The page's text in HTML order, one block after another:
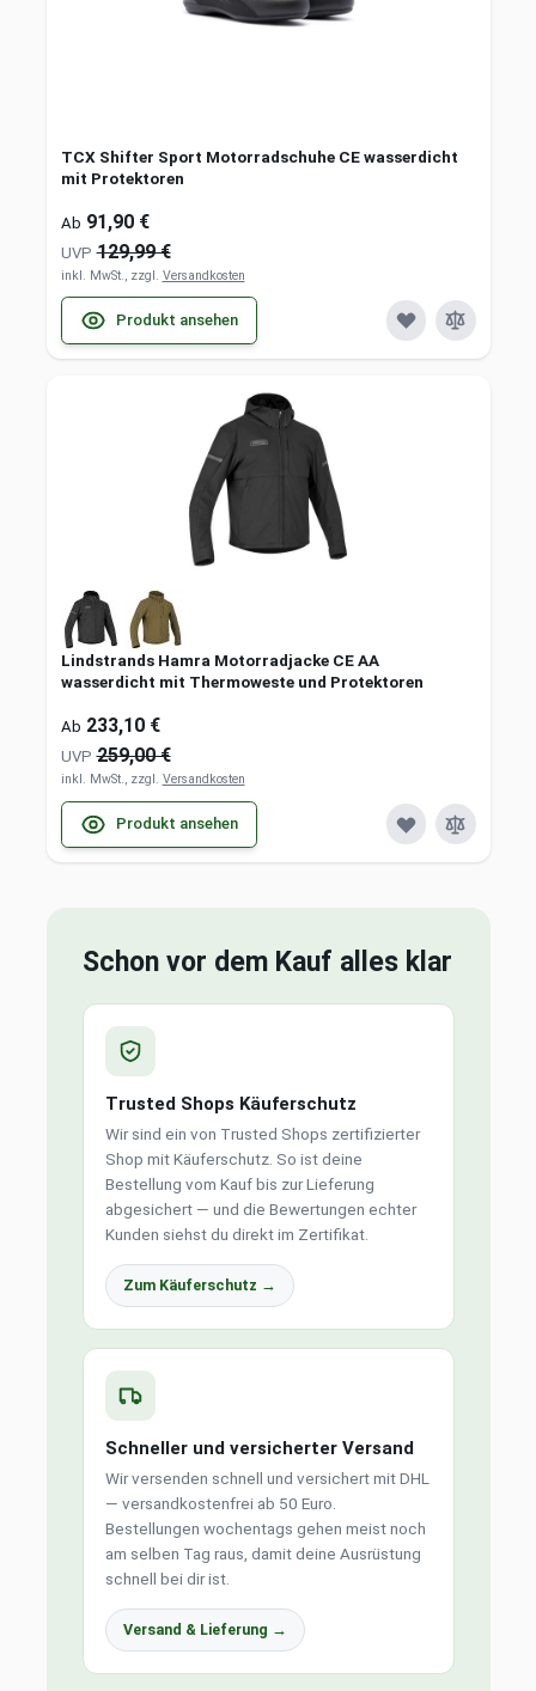
TCX Shifter Sport Motorradschuhe CE wasserdicht
mit Protektoren
Ab 91,90 €
UVP 129,99 €
inkl. MwSt., zzgl. Versandkosten
Produkt ansehen
Lindstrands Hamra Motorradjacke CE AA
wasserdicht mit Thermoweste und Protektoren
Ab 233,10 €
UVP 259,00 €
inkl. MwSt., zzgl. Versandkosten
Produkt ansehen
Schon vor dem Kauf alles klar
Trusted Shops Käuferschutz
Wir sind ein von Trusted Shops zertifizierter
Shop mit Käuferschutz. So ist deine
Bestellung vom Kauf bis zur Lieferung
abgesichert — und die Bewertungen echter
Kunden siehst du direkt im Zertifikat.
Zum Käuferschutz →
Schneller und versicherter Versand
Wir versenden schnell und versichert mit DHL
— versandkostenfrei ab 50 Euro.
Bestellungen wochentags gehen meist noch
am selben Tag raus, damit deine Ausrüstung
schnell bei dir ist.
Versand & Lieferung →